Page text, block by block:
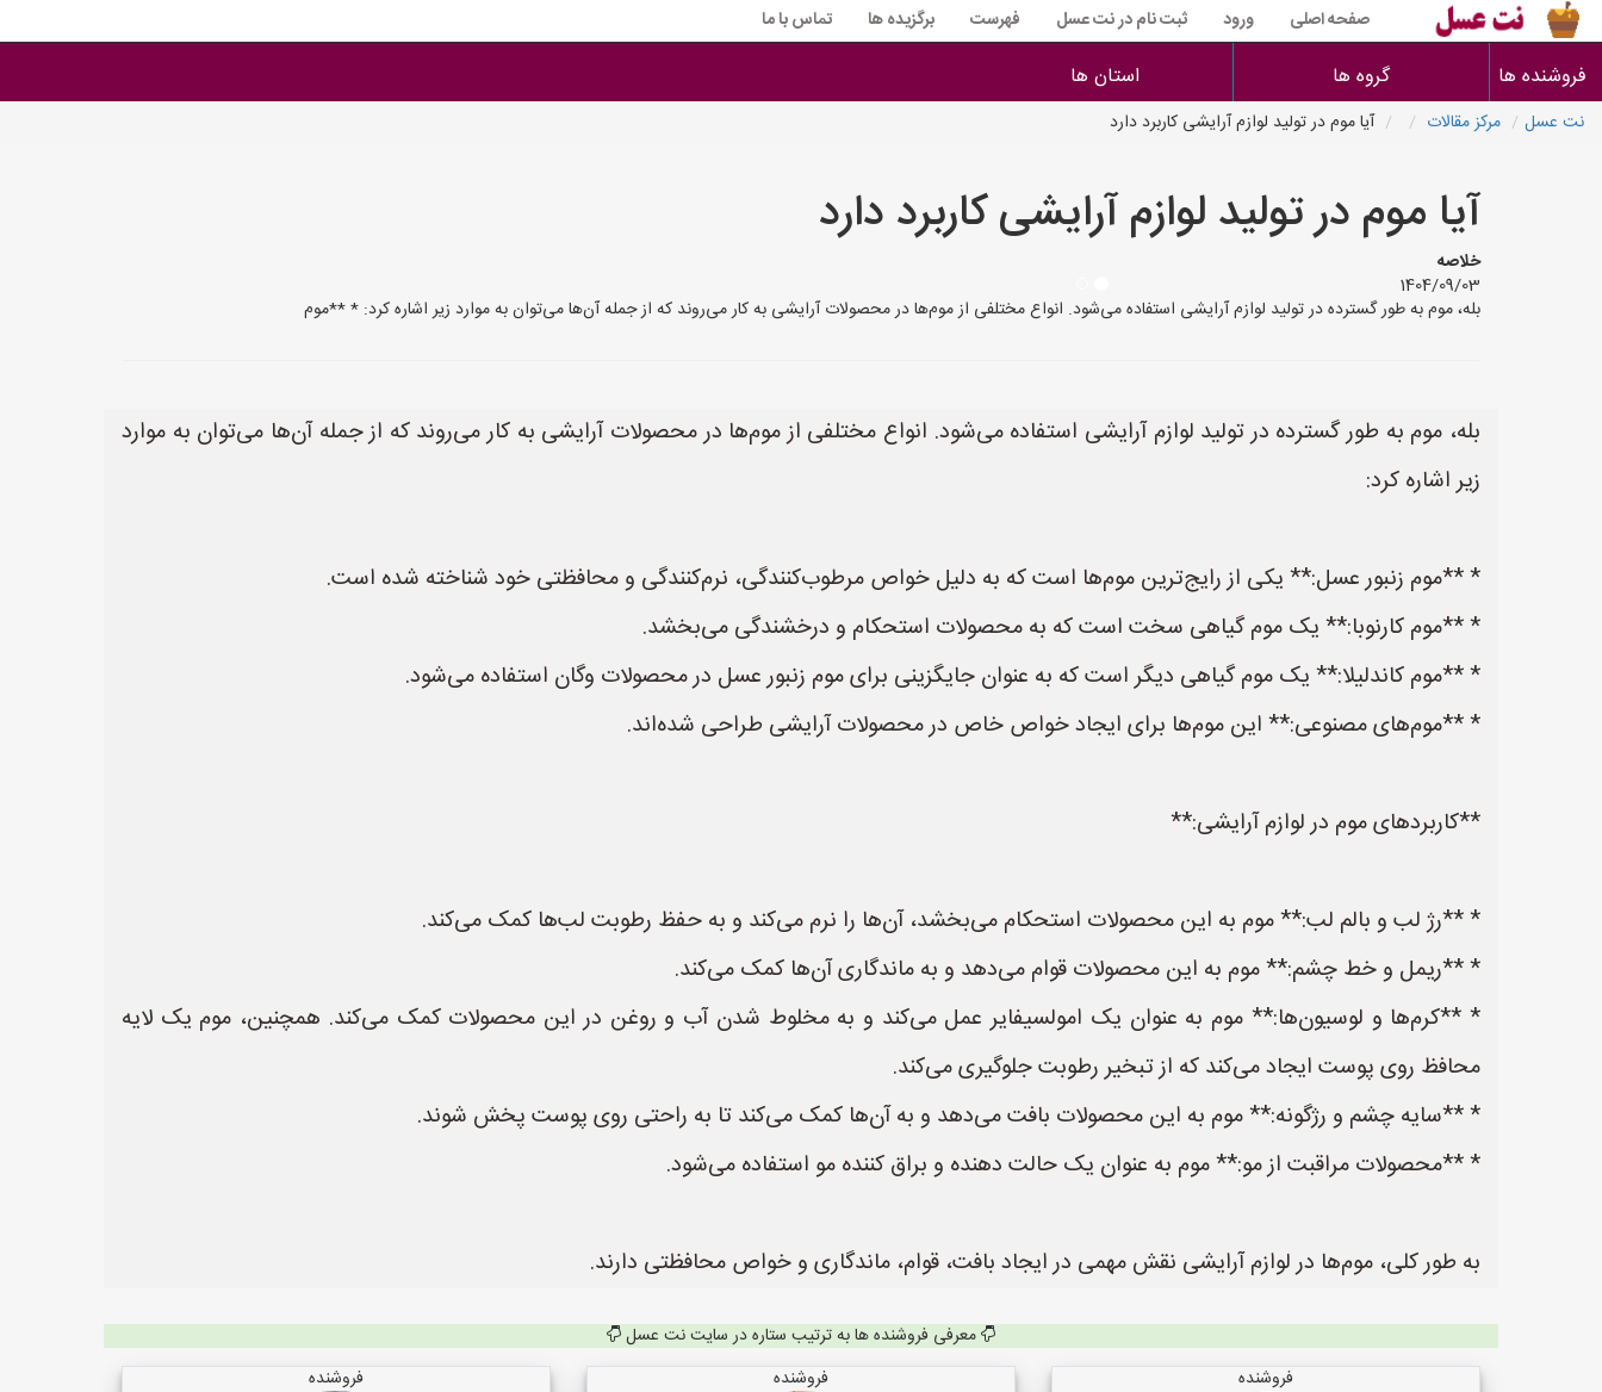
صفحه اصلی ورود ثبت نام در نت عسل فهرست برگزیده ها تماس با ما
فروشنده ها گروه ها استان ها
نت عسل مرکز مقالات آیا موم در تولید لوازم آرایشی کاربرد دارد
آیا موم در تولید لوازم آرایشی کاربرد دارد
خلاصه
1404/09/03
بله، موم به طور گسترده در تولید لوازم آرایشی استفاده می‌شود. انواع مختلفی از موم‌ها در محصولات آرایشی به کار می‌روند که از جمله آن‌ها می‌توان به موارد زیر اشاره کرد: * **موم
بله، موم به طور گسترده در تولید لوازم آرایشی استفاده می‌شود. انواع مختلفی از موم‌ها در محصولات آرایشی به کار می‌روند که از جمله آن‌ها می‌توان به موارد
زیر اشاره کرد:
* **موم زنبور عسل:** یکی از رایج‌ترین موم‌ها است که به دلیل خواص مرطوب‌کنندگی، نرم‌کنندگی و محافظتی خود شناخته شده است.
* **موم کارنوبا:** یک موم گیاهی سخت است که به محصولات استحکام و درخشندگی می‌بخشد.
* **موم کاندلیلا:** یک موم گیاهی دیگر است که به عنوان جایگزینی برای موم زنبور عسل در محصولات وگان استفاده می‌شود.
* **موم‌های مصنوعی:** این موم‌ها برای ایجاد خواص خاص در محصولات آرایشی طراحی شده‌اند.
**کاربردهای موم در لوازم آرایشی:**
* **رژ لب و بالم لب:** موم به این محصولات استحکام می‌بخشد، آن‌ها را نرم می‌کند و به حفظ رطوبت لب‌ها کمک می‌کند.
* **ریمل و خط چشم:** موم به این محصولات قوام می‌دهد و به ماندگاری آن‌ها کمک می‌کند.
* **کرم‌ها و لوسیون‌ها:** موم به عنوان یک امولسیفایر عمل می‌کند و به مخلوط شدن آب و روغن در این محصولات کمک می‌کند. همچنین، موم یک لایه
محافظ روی پوست ایجاد می‌کند که از تبخیر رطوبت جلوگیری می‌کند.
* **سایه‌ چشم و رژگونه:** موم به این محصولات بافت می‌دهد و به آن‌ها کمک می‌کند تا به راحتی روی پوست پخش شوند.
* **محصولات مراقبت از مو:** موم به عنوان یک حالت دهنده و براق کننده مو استفاده می‌شود.
به طور کلی، موم‌ها در لوازم آرایشی نقش مهمی در ایجاد بافت، قوام، ماندگاری و خواص محافظتی دارند.
معرفی فروشنده ها به ترتیب ستاره در سایت نت عسل
فروشنده
فروشنده فروشنده